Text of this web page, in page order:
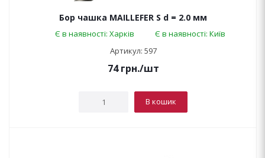
Бор чашка MAILLEFER S d = 2.0 мм
Є в наявності: Харків
Є в наявності: Київ
Артикул: 597
74грн./шт
В кошик